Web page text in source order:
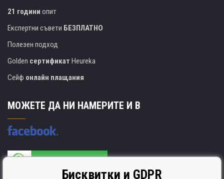
21 години опит
Експертни съвети БЕЗПЛАТНО
Полезен подход
Golden сертификат Heureka
Сейф онлайн плащания
МОЖЕТЕ ДА НИ НАМЕРИТЕ И В
Бисквитки и GDPR